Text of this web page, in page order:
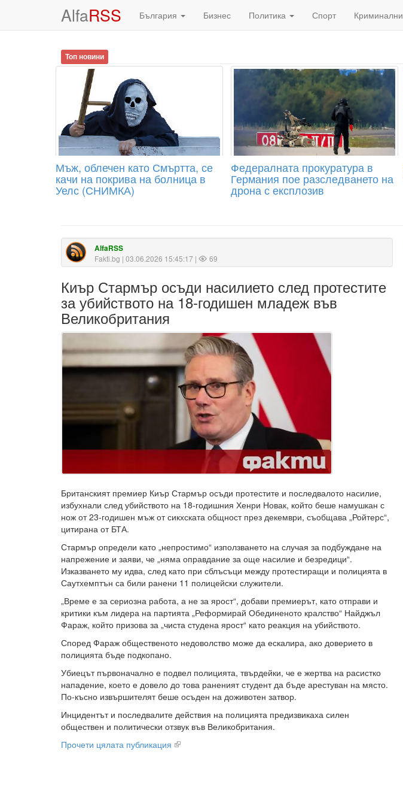
AlfaRSS България Бизнес Политика Спорт Криминални
Топ новини
Мъж, облечен като Смъртта, се
качи на покрива на болница в
Уелс (СНИМКА)
Федералната прокуратура в
Германия пое разследването на
дрона с експлозив
AlfaRSS
Fakti.bg | 03.06.2026 15:45:17 | 69
Киър Стармър осъди насилието след протестите
за убийството на 18-годишен младеж във
Великобритания
Британският премиер Киър Стармър осъди протестите и последвалото насилие,
избухнали след убийството на 18-годишния Хенри Новак, който беше намушкан с
нож от 23-годишен мъж от сикхската общност през декември, съобщава „Ройтерс“,
цитирана от БТА.
Стармър определи като „непростимо“ използването на случая за подбуждане на
напрежение и заяви, че „няма оправдание за още насилие и безредици“.
Изказването му идва, след като при сблъсъци между протестиращи и полицията в
Саутхемптън са били ранени 11 полицейски служители.
„Време е за сериозна работа, а не за ярост“, добави премиерът, като отправи и
критики към лидера на партията „Реформирай Обединеното кралство“ Найджъл
Фараж, който призова за „чиста студена ярост“ като реакция на убийството.
Според Фараж общественото недоволство може да ескалира, ако доверието в
полицията бъде подкопано.
Убиецът първоначално е подвел полицията, твърдейки, че е жертва на расистко
нападение, което е довело до това раненият студент да бъде арестуван на място.
По-късно извършителят беше осъден на доживотен затвор.
Инцидентът и последвалите действия на полицията предизвикаха силен
обществен и политически отзвук във Великобритания.
Прочети цялата публикация